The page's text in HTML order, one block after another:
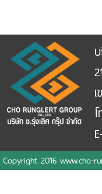
Copyright 2016 www.cho-